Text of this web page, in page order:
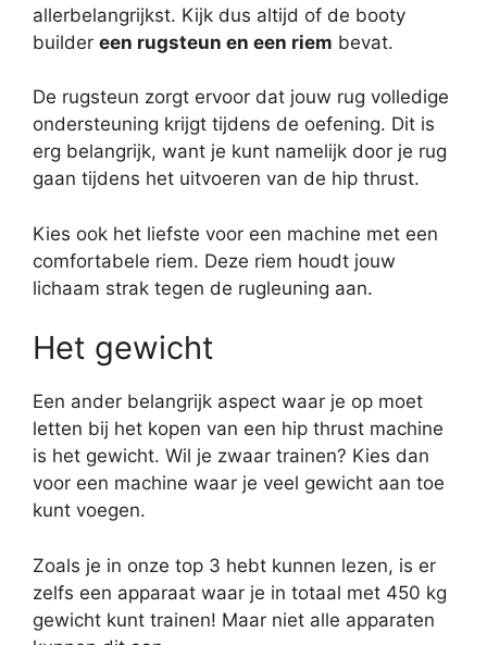
allerbelangrijkst. Kijk dus altijd of de booty
builder een rugsteun en een riem bevat.
De rugsteun zorgt ervoor dat jouw rug volledige
ondersteuning krijgt tijdens de oefening. Dit is
erg belangrijk, want je kunt namelijk door je rug
gaan tijdens het uitvoeren van de hip thrust.
Kies ook het liefste voor een machine met een
comfortabele riem. Deze riem houdt jouw
lichaam strak tegen de rugleuning aan.
Het gewicht
Een ander belangrijk aspect waar je op moet
letten bij het kopen van een hip thrust machine
is het gewicht. Wil je zwaar trainen? Kies dan
voor een machine waar je veel gewicht aan toe
kunt voegen.
Zoals je in onze top 3 hebt kunnen lezen, is er
zelfs een apparaat waar je in totaal met 450 kg
gewicht kunt trainen! Maar niet alle apparaten